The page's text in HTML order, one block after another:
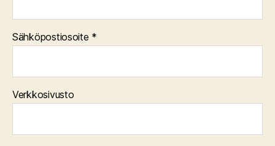
Sähköpostiosoite *
Verkkosivusto